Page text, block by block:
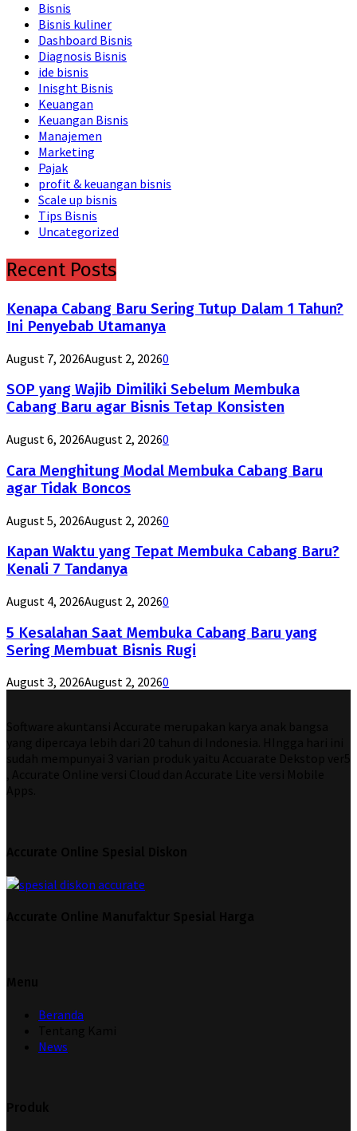
Bisnis
Bisnis kuliner
Dashboard Bisnis
Diagnosis Bisnis
ide bisnis
Inisght Bisnis
Keuangan
Keuangan Bisnis
Manajemen
Marketing
Pajak
profit & keuangan bisnis
Scale up bisnis
Tips Bisnis
Uncategorized
Recent Posts
Kenapa Cabang Baru Sering Tutup Dalam 1 Tahun?
Ini Penyebab Utamanya
August 7, 2026August 2, 20260
SOP yang Wajib Dimiliki Sebelum Membuka
Cabang Baru agar Bisnis Tetap Konsisten
August 6, 2026August 2, 20260
Cara Menghitung Modal Membuka Cabang Baru
agar Tidak Boncos
August 5, 2026August 2, 20260
Kapan Waktu yang Tepat Membuka Cabang Baru?
Kenali 7 Tandanya
August 4, 2026August 2, 20260
5 Kesalahan Saat Membuka Cabang Baru yang
Sering Membuat Bisnis Rugi
August 3, 2026August 2, 20260
Beranda
News